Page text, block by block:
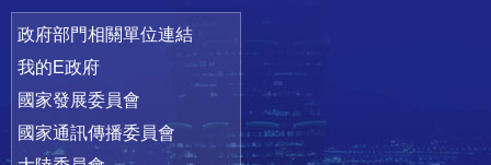
政府部門相關單位連結
我的E政府
國家發展委員會
國家通訊傳播委員會